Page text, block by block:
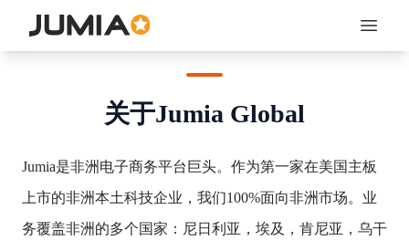
Open
关于Jumia Global
Jumia是非洲电子商务平台巨头。作为第一家在美国主板
上市的非洲本土科技企业，我们100%面向非洲市场。业
务覆盖非洲的多个国家：尼日利亚，埃及，肯尼亚，乌干